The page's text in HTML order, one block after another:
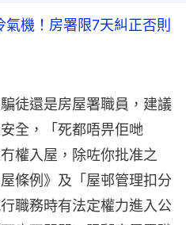
機！房署限7天糾正否則
徒還是房屋署職員，建議
全，「死都唔畀佢哋
權入屋，除咗你批准之
條例》及「屋邨管理扣分
職務時有法定權力進入公